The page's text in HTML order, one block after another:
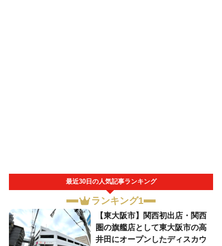
最近30日の人気記事ランキング
ランキング1
【東大阪市】関西初出店・関西
圏の旗艦店として東大阪市の高
井田にオープンしたディスカウ